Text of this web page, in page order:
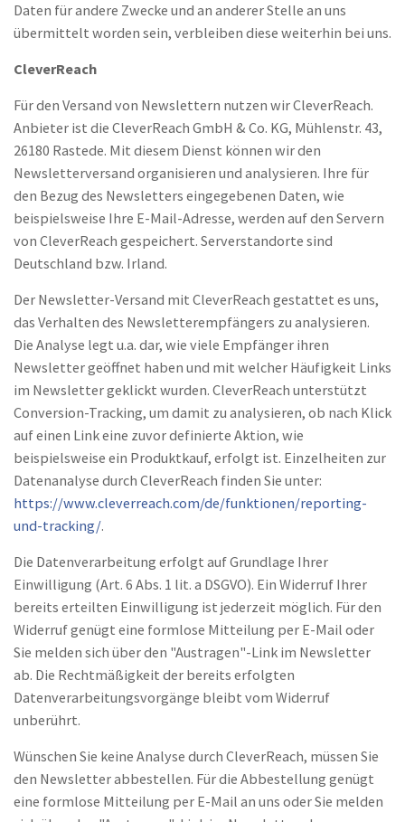
Daten für andere Zwecke und an anderer Stelle an uns
übermittelt worden sein, verbleiben diese weiterhin bei uns.
CleverReach
Für den Versand von Newslettern nutzen wir CleverReach.
Anbieter ist die CleverReach GmbH & Co. KG, Mühlenstr. 43,
26180 Rastede. Mit diesem Dienst können wir den
Newsletterversand organisieren und analysieren. Ihre für
den Bezug des Newsletters eingegebenen Daten, wie
beispielsweise Ihre E-Mail-Adresse, werden auf den Servern
von CleverReach gespeichert. Serverstandorte sind
Deutschland bzw. Irland.
Der Newsletter-Versand mit CleverReach gestattet es uns,
das Verhalten des Newsletterempfängers zu analysieren.
Die Analyse legt u.a. dar, wie viele Empfänger ihren
Newsletter geöffnet haben und mit welcher Häufigkeit Links
im Newsletter geklickt wurden. CleverReach unterstützt
Conversion-Tracking, um damit zu analysieren, ob nach Klick
auf einen Link eine zuvor definierte Aktion, wie
beispielsweise ein Produktkauf, erfolgt ist. Einzelheiten zur
Datenanalyse durch CleverReach finden Sie unter:
https://www.cleverreach.com/de/funktionen/reporting-
und-tracking/.
Die Datenverarbeitung erfolgt auf Grundlage Ihrer
Einwilligung (Art. 6 Abs. 1 lit. a DSGVO). Ein Widerruf Ihrer
bereits erteilten Einwilligung ist jederzeit möglich. Für den
Widerruf genügt eine formlose Mitteilung per E-Mail oder
Sie melden sich über den "Austragen"-Link im Newsletter
ab. Die Rechtmäßigkeit der bereits erfolgten
Datenverarbeitungsvorgänge bleibt vom Widerruf
unberührt.
Wünschen Sie keine Analyse durch CleverReach, müssen Sie
den Newsletter abbestellen. Für die Abbestellung genügt
eine formlose Mitteilung per E-Mail an uns oder Sie melden